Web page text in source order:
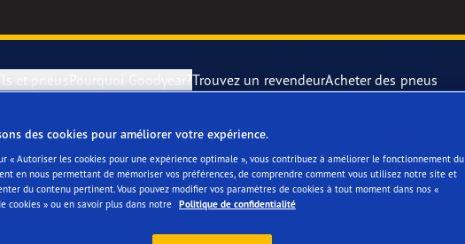
et pneus
et changer vos pneus
Pourquoi Goodyear?
Blimp
RACING
UltraGrip Performance 3
Trouvez un revendeurAcheter des pneus
Fiat Freemont
des cookies pour améliorer votre expérience.
« Autoriser les cookies pour une expérience optimale », vous contribuez à améliorer le fonctionnement du
en nous permettant de mémoriser vos préférences, de comprendre comment vous utilisez notre site et
du contenu pertinent. Vous pouvez modifier vos paramètres de cookies à tout moment dans nos «
cookies » ou en savoir plus dans notre Politique de confidentialité